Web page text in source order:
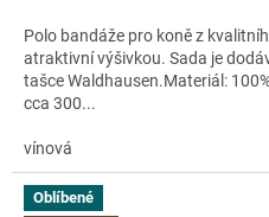
Polo bandáže pro koně z
atraktivní výšivkou. Sada je
tašce Waldhausen.Materiál:
cca 300...
vínová
Oblíbené